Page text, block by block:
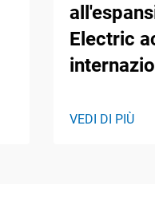
Electric
VEDI DI PIÙ